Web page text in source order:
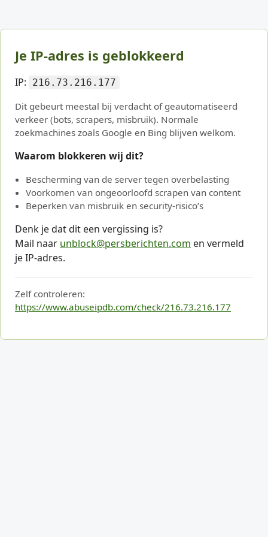
Je IP-adres is geblokkeerd
IP: 216.73.216.177
Dit gebeurt meestal bij verdacht of geautomatiseerd
verkeer (bots, scrapers, misbruik). Normale
zoekmachines zoals Google en Bing blijven welkom.
Waarom blokkeren wij dit?
Bescherming van de server tegen overbelasting
Voorkomen van ongeoorloofd scrapen van content
Beperken van misbruik en security-risico’s
Denk je dat dit een vergissing is?
Mail naar unblock@persberichten.com en vermeld
je IP-adres.
Zelf controleren:
https://www.abuseipdb.com/check/216.73.216.177